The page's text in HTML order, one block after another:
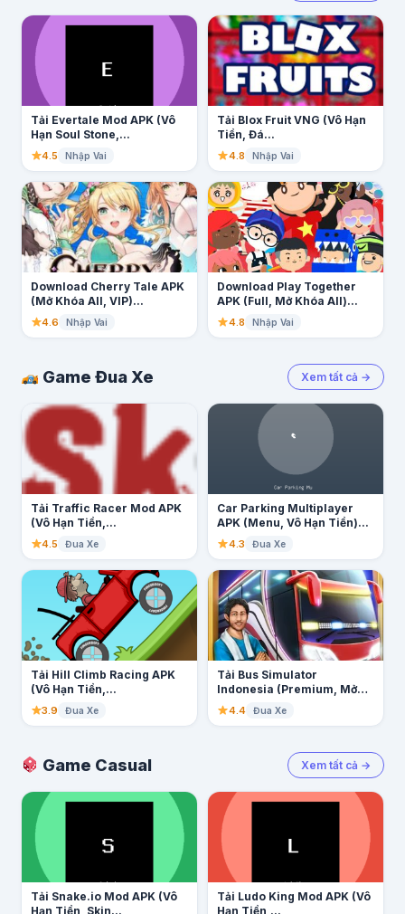
Tải Evertale Mod APK (Vô
Hạn Soul Stone,...
4.5 Nhập Vai
Tải Blox Fruit VNG (Vô Hạn
Tiền, Đá...
4.8 Nhập Vai
Download Cherry Tale APK
(Mở Khóa All, VIP)...
4.6 Nhập Vai
Download Play Together
APK (Full, Mở Khóa All)...
4.8 Nhập Vai
Game Đua Xe Xem tất cả →
Tải Traffic Racer Mod APK
(Vô Hạn Tiền,...
4.5 Đua Xe
Car Parking Multiplayer
APK (Menu, Vô Hạn Tiền)...
4.3 Đua Xe
Tải Hill Climb Racing APK
(Vô Hạn Tiền,...
3.9 Đua Xe
Tải Bus Simulator
Indonesia (Premium, Mở
Khóa) Update...
4.4 Đua Xe
Game Casual Xem tất cả →
Tải Snake.io Mod APK (Vô
Hạn Tiền, Skin...
Tải Ludo King Mod APK (Vô
Hạn Tiền,...